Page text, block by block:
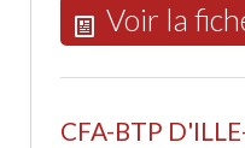
Voir la
CFA-BTP